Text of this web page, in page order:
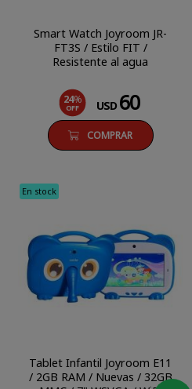
Smart Watch Joyroom JR-
FT3S / Estilo FIT /
Resistente al agua
24%
OFF USD 60
COMPRAR
En stock
Tablet Infantil Joyroom E11
/ 2GB RAM / Nuevas / 32GB